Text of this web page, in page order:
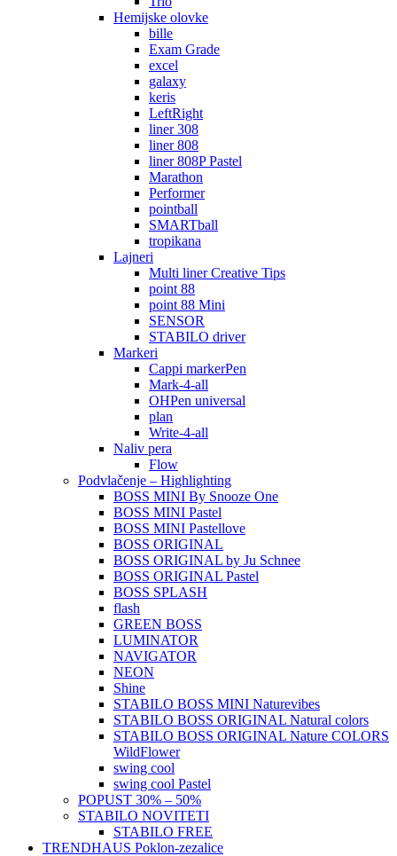
Hemijske olovke
bille
Exam Grade
excel
galaxy
keris
LeftRight
liner 308
liner 808
liner 808P Pastel
Marathon
Performer
pointball
SMARTball
tropikana
Lajneri
Multi liner Creative Tips
point 88
point 88 Mini
SENSOR
STABILO driver
Markeri
Cappi markerPen
Mark-4-all
OHPen universal
plan
Write-4-all
Naliv pera
Flow
Podvlačenje – Highlighting
BOSS MINI By Snooze One
BOSS MINI Pastel
BOSS MINI Pastellove
BOSS ORIGINAL
BOSS ORIGINAL by Ju Schnee
BOSS ORIGINAL Pastel
BOSS SPLASH
flash
GREEN BOSS
LUMINATOR
NAVIGATOR
NEON
Shine
STABILO BOSS MINI Naturevibes
STABILO BOSS ORIGINAL Natural colors
STABILO BOSS ORIGINAL Nature COLORS
WildFlower
swing cool
swing cool Pastel
POPUST 30% – 50%
STABILO NOVITETI
STABILO FREE
TRENDHAUS Poklon-zezalice